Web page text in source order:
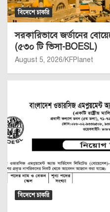
বিদেশে চাকরি
সরকারিভাবে জর্ডানের
(৫৩০ টি ভিসা-BOESL)
August 5, 2026 KFPlanet
বিদেশে চাকরি